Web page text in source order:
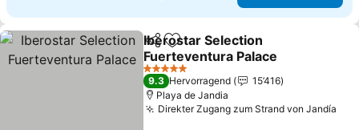
TeilenZu Favoriten hinzufügen
Iberostar Selection
Fuerteventura Palace
Preise sehen
5 Sterne
9.3 Hervorragend
15’416
Playa de Jandia
Direkter Zugang zum Strand von Jandía